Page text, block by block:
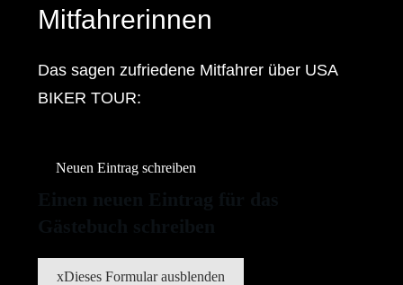
Mitfahrerinnen
Das sagen zufriedene Mitfahrer über USA
BIKER TOUR:
xDieses Formular ausblenden